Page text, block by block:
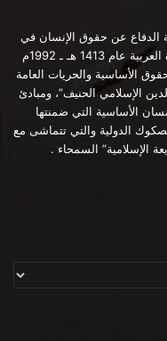
عن حقوق الإنسان في
شبه الجزيرة العربية عام 1413 هـ ـ 1992م
الأساسية والحريات العامة
الإسلامي الحنيف”، ومبادئ
الأساسية التي ضمنتها
الدولية والتي تتماشى مع
الإسلامية” السمحاء .